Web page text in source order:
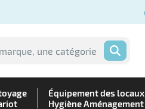
OK
Équipement des locaux
Hygiène Aménagement